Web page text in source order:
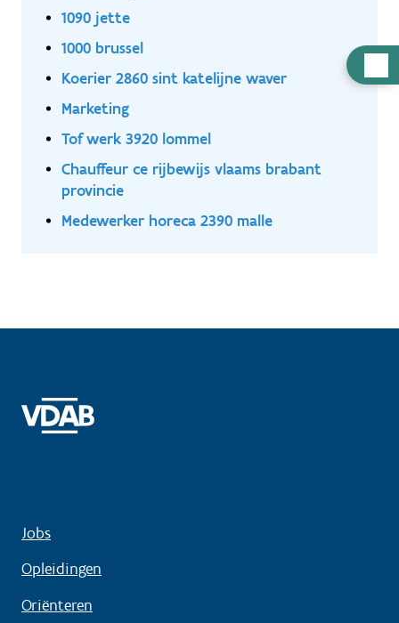
1090 jette
1000 brussel
Koerier 2860 sint katelijne waver
Marketing
Tof werk 3920 lommel
Chauffeur ce rijbewijs vlaams brabant
provincie
Medewerker horeca 2390 malle
Jobs
Opleidingen
Oriënteren